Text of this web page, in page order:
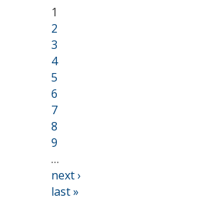
1
2
3
4
5
6
7
8
9
…
next ›
last »